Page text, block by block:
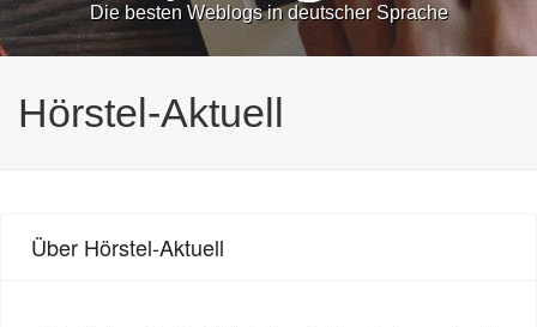
Die besten Weblogs in deutscher Sprache
Hörstel-Aktuell
Über Hörstel-Aktuell